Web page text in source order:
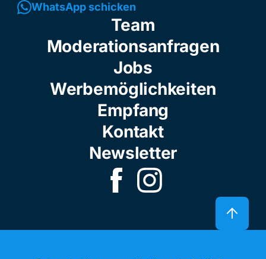
WhatsApp schicken
Team
Moderationsanfragen
Jobs
Werbemöglichkeiten
Empfang
Kontakt
Newsletter